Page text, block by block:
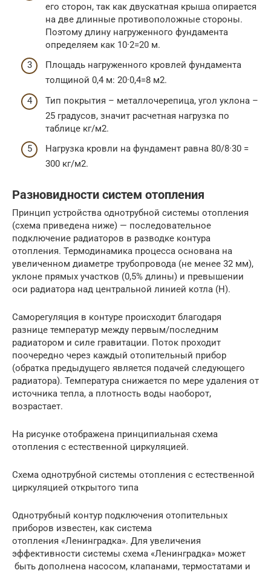
его сторон, так как двускатная крыша опирается
на две длинные противоположные стороны.
Поэтому длину нагруженного фундамента
определяем как 10·2=20 м.
Площадь нагруженного кровлей фундамента
толщиной 0,4 м: 20·0,4=8 м2.
Тип покрытия – металлочерепица, угол уклона –
25 градусов, значит расчетная нагрузка по
таблице кг/м2.
Нагрузка кровли на фундамент равна 80/8·30 =
300 кг/м2.
Разновидности систем отопления
Принцип устройства однотрубной системы отопления
(схема приведена ниже) — последовательное
подключение радиаторов в разводке контура
отопления. Термодинамика процесса основана на
увеличенном диаметре трубопровода (не менее 32 мм),
уклоне прямых участков (0,5% длины) и превышении
оси радиатора над центральной линией котла (Н).
Саморегуляция в контуре происходит благодаря
разнице температур между первым/последним
радиатором и силе гравитации. Поток проходит
поочередно через каждый отопительный прибор
(обратка предыдущего является подачей следующего
радиатора). Температура снижается по мере удаления от
источника тепла, а плотность воды наоборот,
возрастает.
На рисунке отображена принципиальная схема
отопления с естественной циркуляцией.
Схема однотрубной системы отопления с естественной
циркуляцией открытого типа
Однотрубный контур подключения отопительных
приборов известен, как система
отопления «Ленинградка». Для увеличения
эффективности системы схема «Ленинградка» может
быть дополнена насосом, клапанами, термостатами и